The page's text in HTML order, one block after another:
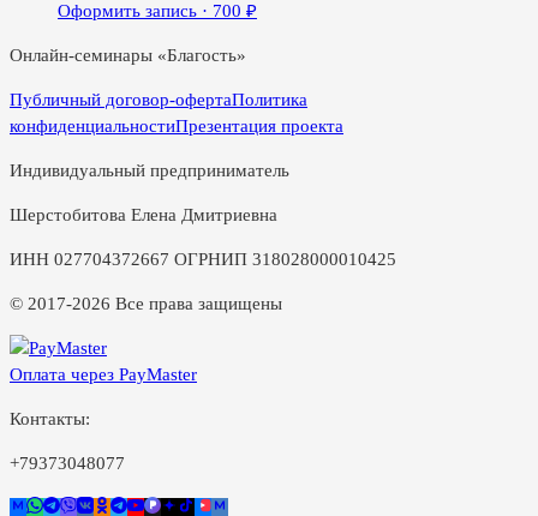
Оформить запись · 700 ₽
Онлайн-семинары «Благость»
Публичный договор-офертаПолитика
конфиденциальностиПрезентация проекта
Индивидуальный предприниматель
Шерстобитова Елена Дмитриевна
ИНН 027704372667 ОГРНИП 318028000010425
© 2017-2026 Все права защищены
Оплата через PayMaster
Контакты:
+79373048077